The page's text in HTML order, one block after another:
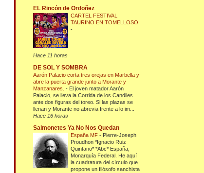
EL Rincón de Ordoñez
CARTEL FESTIVAL
TAURINO EN TOMELLOSO
-
Hace 11 horas
DE SOL Y SOMBRA
Aarón Palacio corta tres orejas en Marbella y
abre la puerta grande junto a Morante y
Manzanares.- El joven matador Aarón
Palacio, se lleva la Corrida de los Candiles
ante dos figuras del toreo. Si las plazas se
llenan y Morante no abrevia frente a lo im...
Hace 16 horas
Salmonetes Ya No Nos Quedan
España MF- Pierre-Joseph
Proudhon *Ignacio Ruiz
Quintano* *Abc* España,
Monarquía Federal. He aquí
la cuadratura del círculo que
propone un filósofo sanchista